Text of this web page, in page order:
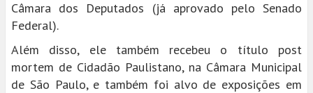
Câmara dos Deputados (já aprovado pelo Senado
Federal).
Além disso, ele também recebeu o título post
mortem de Cidadão Paulistano, na Câmara Municipal
de São Paulo, e também foi alvo de exposições em